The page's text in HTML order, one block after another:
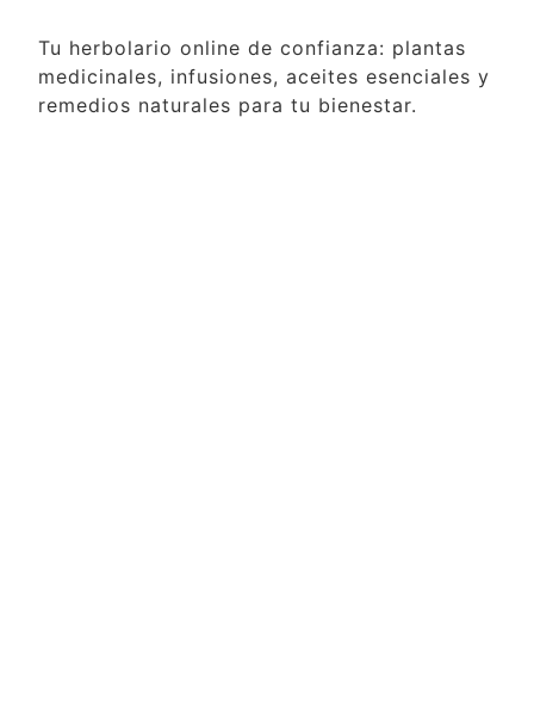
Tu herbolario online de confianza: plantas
medicinales, infusiones, aceites esenciales y
remedios naturales para tu bienestar.